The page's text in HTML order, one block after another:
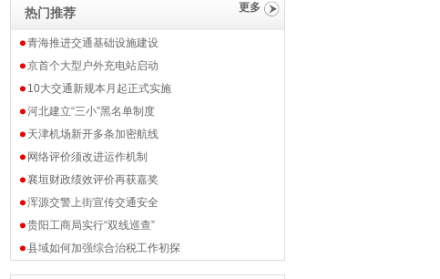
热门推荐 更多
青海推进交通基础设施建设
京首个大型户外充电站启动
10大交通新规本月起正式实施
河北建立“三小”黑名单制度
天津机场新开多条加密航线
网络评价须改进运作机制
襄垣财政绩效评价再获嘉奖
浑源交警上街宣传交通安全
贵阳工商局实行“双线巡查”
县域如何加强综合治税工作初探